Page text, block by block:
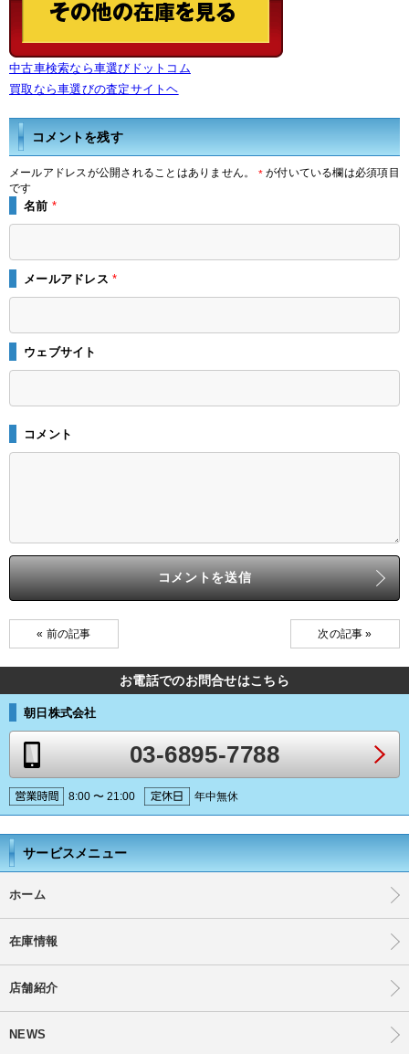
中古車検索なら車選びドットコム
買取なら車選びの査定サイトヘ
コメントを残す
メールアドレスが公開されることはありません。 *が付いている欄は必須項目
です
名前 *
メールアドレス*
ウェブサイト
コメント
« 前の記事 次の記事 »
お電話でのお問合せはこちら
朝日株式会社
03-6895-7788
8:00 〜 21:00 年中無休
サービスメニュー
ホーム
在庫情報
店舗紹介
NEWS